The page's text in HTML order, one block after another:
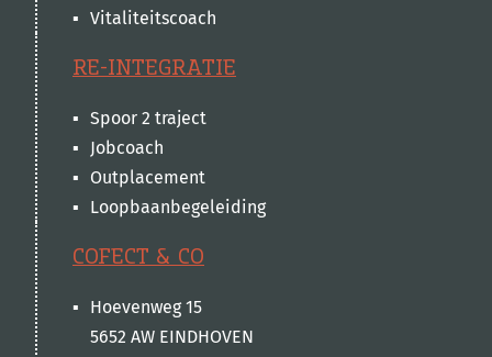
Vitaliteitscoach
RE-INTEGRATIE
Spoor 2 traject
Jobcoach
Outplacement
Loopbaanbegeleiding
COFECT & CO
Hoevenweg 15
5652 AW EINDHOVEN